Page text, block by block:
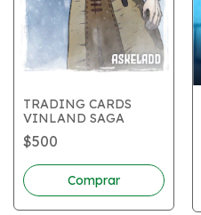
TRADING CARDS
VINLAND SAGA
$500
Comprar